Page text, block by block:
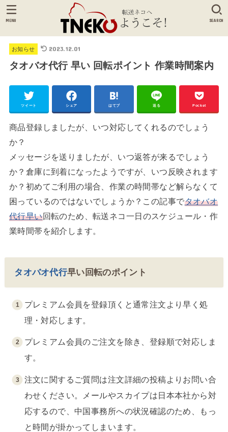
SEARCH
MENU
お知らせ 2023.12.01
タオバオ代行 早い 回転ポイント 作業時間案内
ツイート シェア はてブ 送る Pocket
商品登録しましたが、いつ対応してくれるのでしょう
か？
メッセージを送りましたが、いつ返答が来るでしょう
か？倉庫に到着になったようですが、いつ反映されます
か？初めてご利用の場合、作業の時間帯など解らなくて
困っているのではないでしょうか？この記事でタオバオ
代行早い回転のため、転送ネコ一日のスケジュール・作
業時間帯を紹介します。
タオバオ代行早い 回転のポイント
プレミアム会員を登録頂くと通常注文より早く処
理・対応します。
プレミアム会員のご注文を除き、登録順で対応しま
す。
注文に関するご質問は注文詳細の投稿よりお問い合
わせください。メールやスカイプは日本本社から対
応するので、中国事務所への状況確認のため、もっ
と時間が掛かってしまいます。